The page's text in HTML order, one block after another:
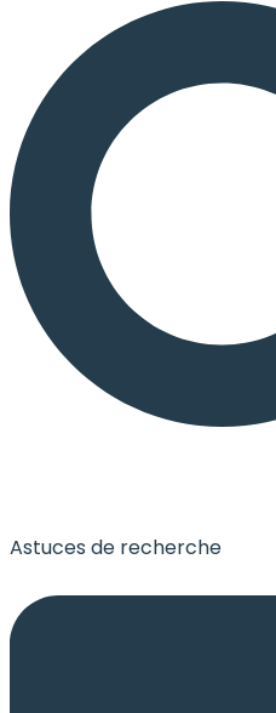
Astuces de recherche